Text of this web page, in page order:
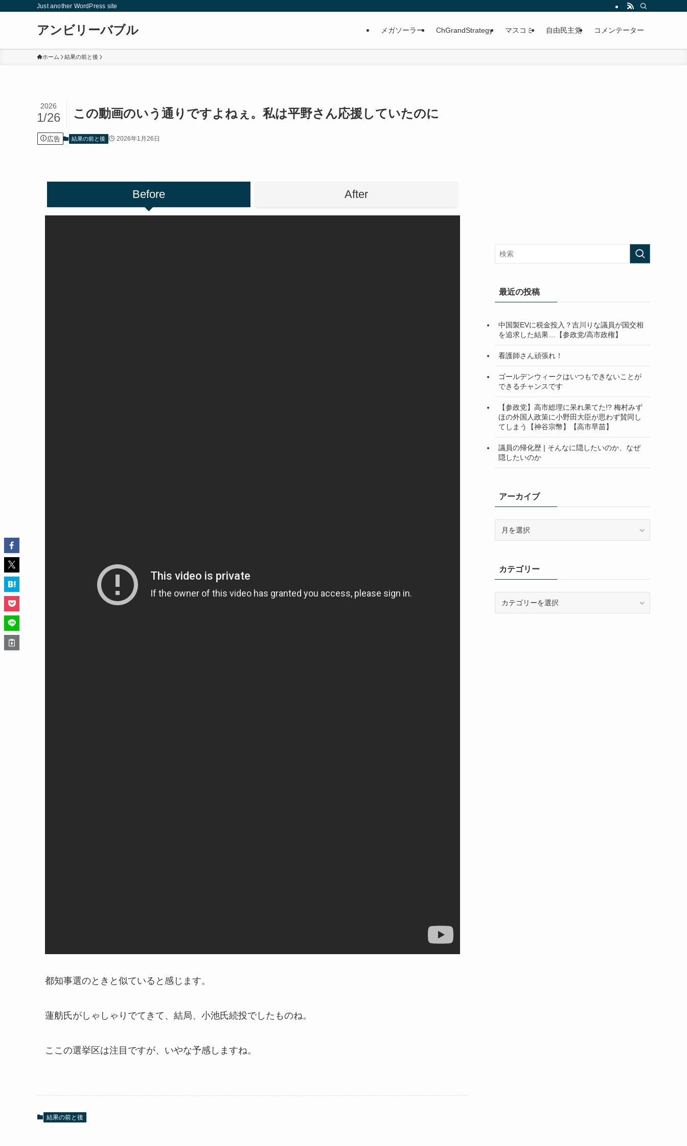
Just another WordPress site
アンビリーバブル メガソーラー ChGrandStrategy マスコミ 自由民主党 コメンテーター
ホーム 結果の前と後
この動画のいう通りですよねぇ。私は平野さん応援していたのに
2026
1/26
広告 結果の前と後 2026年1月26日
Before After
都知事選のときと似ていると感じます。
蓮舫氏がしゃしゃりでてきて、結局、小池氏続投でしたものね。
ここの選挙区は注目ですが、いやな予感しますね。
結果の前と後
最近の投稿
中国製EVに税金投入？吉川りな議員が国交相
を追求した結果…【参政党/高市政権】
看護師さん頑張れ！
ゴールデンウィークはいつもできないことが
できるチャンスです
【参政党】高市総理に呆れ果てた!? 梅村みず
ほの外国人政策に小野田大臣が思わず賛同し
てしまう【神谷宗幣】【高市早苗】
議員の帰化歴 | そんなに隠したいのか、なぜ
隠したいのか
アーカイブ
ブカテゴリー